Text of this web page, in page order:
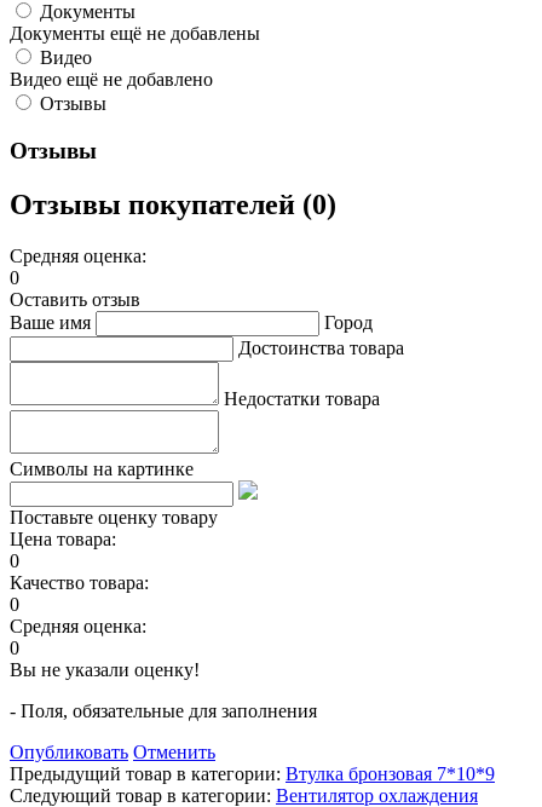
Документы
Документы ещё не добавлены
Видео
Видео ещё не добавлено
Отзывы
Отзывы
Отзывы покупателей (0)
Средняя оценка:
0
Оставить отзыв
Ваше имя
Город
Достоинства товара
Недостатки товара
Символы на картинке
Поставьте оценку товару
Цена товара:
0
Качество товара:
0
Средняя оценка:
0
Вы не указали оценку!
- Поля, обязательные для заполнения
Опубликовать Отменить
Предыдущий товар в категории: Втулка бронзовая 7*10*9
Следующий товар в категории: Вентилятор охлаждения